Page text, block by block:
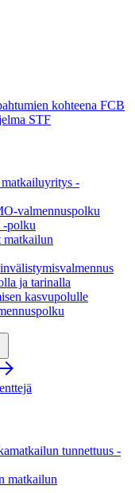
kohteena FCB
STF
-
valmennuspolku
-polku
ja tarinalla
kasvupolulle
tunnettuus -
matkailun